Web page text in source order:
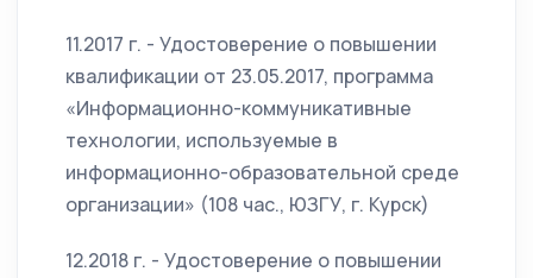
11.2017 г. - Удостоверение о повышении
квалификации от 23.05.2017, программа
«Информационно-коммуникативные
технологии, используемые в
информационно-образовательной среде
организации» (108 час., ЮЗГУ, г. Курск)
12.2018 г. - Удостоверение о повышении